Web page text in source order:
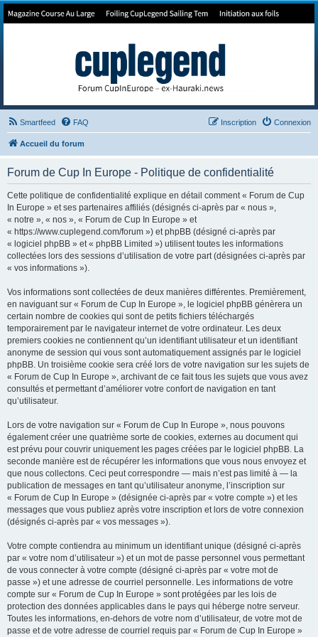
Forum de Cup In Europe
Smartfeed FAQ Connexion
Inscription
Accueil du forum
Forum de Cup In Europe - Politique de confidentialité
Cette politique de confidentialité explique en détail comment « Forum de Cup
In Europe » et ses partenaires affiliés (désignés ci-après par « nous »,
« notre », « nos », « Forum de Cup In Europe » et
« https://www.cuplegend.com/forum ») et phpBB (désigné ci-après par
« logiciel phpBB » et « phpBB Limited ») utilisent toutes les informations
collectées lors des sessions d’utilisation de votre part (désignées ci-après par
« vos informations »).
Vos informations sont collectées de deux manières différentes. Premièrement,
en naviguant sur « Forum de Cup In Europe », le logiciel phpBB génèrera un
certain nombre de cookies qui sont de petits fichiers téléchargés
temporairement par le navigateur internet de votre ordinateur. Les deux
premiers cookies ne contiennent qu’un identifiant utilisateur et un identifiant
anonyme de session qui vous sont automatiquement assignés par le logiciel
phpBB. Un troisième cookie sera créé lors de votre navigation sur les sujets de
« Forum de Cup In Europe », archivant de ce fait tous les sujets que vous avez
consultés et permettant d’améliorer votre confort de navigation en tant
qu’utilisateur.
Lors de votre navigation sur « Forum de Cup In Europe », nous pouvons
également créer une quatrième sorte de cookies, externes au document qui
est prévu pour couvrir uniquement les pages créées par le logiciel phpBB. La
seconde manière est de récupérer les informations que vous nous envoyez et
que nous collectons. Ceci peut correspondre — mais n’est pas limité à — la
publication de messages en tant qu’utilisateur anonyme, l’inscription sur
« Forum de Cup In Europe » (désignée ci-après par « votre compte ») et les
messages que vous publiez après votre inscription et lors de votre connexion
(désignés ci-après par « vos messages »).
Votre compte contiendra au minimum un identifiant unique (désigné ci-après
par « votre nom d’utilisateur ») et un mot de passe personnel vous permettant
de vous connecter à votre compte (désigné ci-après par « votre mot de
passe ») et une adresse de courriel personnelle. Les informations de votre
compte sur « Forum de Cup In Europe » sont protégées par les lois de
protection des données applicables dans le pays qui héberge notre serveur.
Toutes les informations, en-dehors de votre nom d’utilisateur, de votre mot de
passe et de votre adresse de courriel requis par « Forum de Cup In Europe »